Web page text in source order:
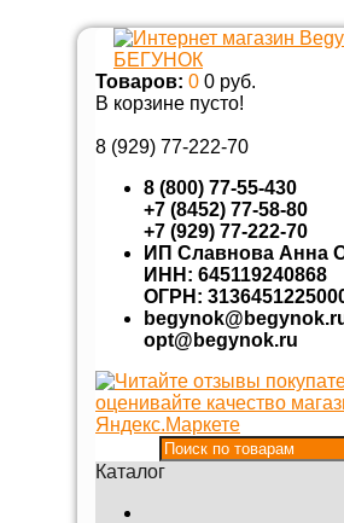
Товаров: 0 0 руб.
В корзине пусто!
8 (929) 77-222-70
8 (800) 77-55-430
+7 (8452) 77-58-80
+7 (929) 77-222-70
ИП Славнова Анна
ИНН: 645119240868
ОГРН:
opt@begynok.ru
Каталог